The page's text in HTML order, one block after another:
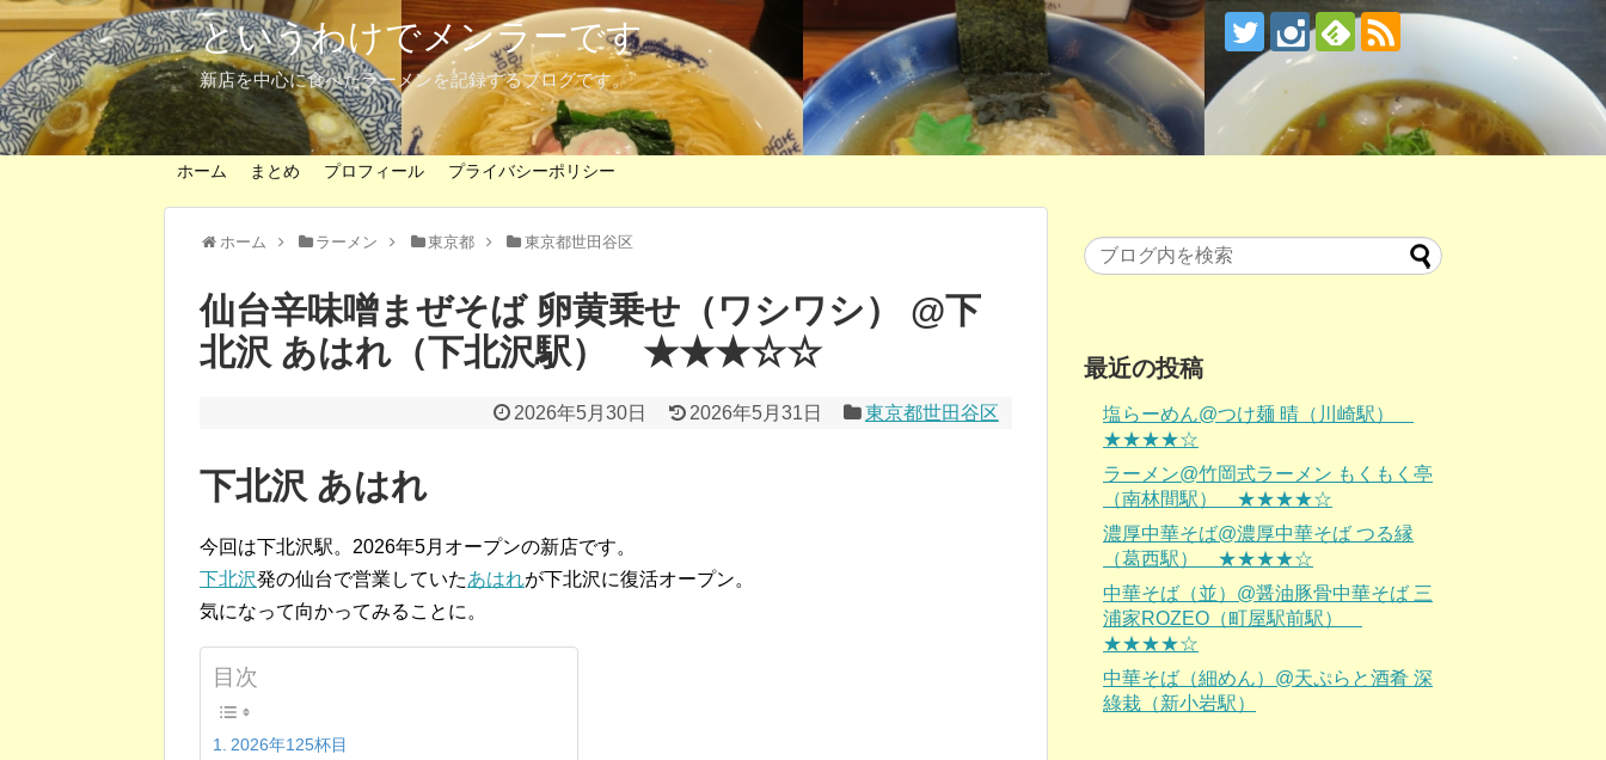
というわけでメンラーです
新店を中心に食べたラーメンを記録するブログです。
ホーム まとめ プロフィール プライバシーポリシー
ホーム ラーメン 東京都 東京都世田谷区
仙台辛味噌まぜそば 卵黄乗せ（ワシワシ） @下
北沢 あはれ（下北沢駅） ★★★☆☆
2026年5月30日 2026年5月31日 東京都世田谷区
下北沢 あはれ
今回は下北沢駅。2026年5月オープンの新店です。
下北沢発の仙台で営業していたあはれが下北沢に復活オープン。
気になって向かってみることに。
目次
2026年125杯目
最近の投稿
塩らーめん@つけ麺 晴（川崎駅）
★★★★☆
ラーメン@竹岡式ラーメン もくもく亭
（南林間駅） ★★★★☆
濃厚中華そば@濃厚中華そば つる縁
（葛西駅） ★★★★☆
中華そば（並）@醤油豚骨中華そば 三
浦家ROZEO（町屋駅前駅）
★★★★☆
中華そば（細めん）@天ぷらと酒肴 深
綠栽（新小岩駅）